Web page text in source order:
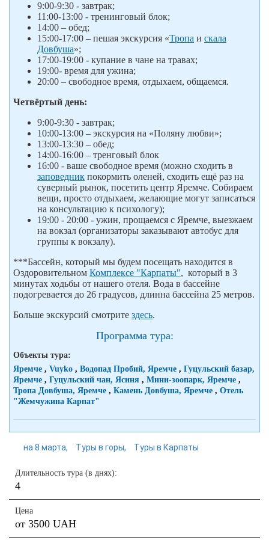
9:00-9:30 - завтрак;
11:00-13:00 - тренинговый блок;
14:00 – обед;
15:00-17:00 – пешая экскурсия «Тропа и скала
Довбуша»;
17:00-19:00 - купание в чане на травах;
19:00- время для ужина;
20:00 – свободное время, отдыхаем, общаемся.
Четвёртый день:
9:00-9:30 - завтрак;
10:00-13:00 – экскурсия на «Поляну любви»;
13:00-13:30 – обед;
14:00-16:00 – тренговый блок
16:00 - ваше свободное время (можно сходить в
заповедник покормить оленей, сходить ещё раз на
суверный рынок, посетить центр Яремче. Собираем
вещи, просто отдыхаем, желающие могут записаться
на консультацию к психологу);
19:00 - 20:00 - ужин, прощаемся с Яремче, выезжаем
на вокзал (организаторы заказывают автобус для
группы к вокзалу).
***Бассейн, который мы будем посещать находится в
Оздоровительном Комплексе "Карпаты", который в 3
минутах ходьбы от нашего отеля. Вода в бассейне
подогревается до 26 градусов, длинна бассейна 25 метров.
Больше экскурсий смотрите здесь.
Программа тура:
Объекты тура:
Яремче , Vuyko , Водопад Пробий, Яремче , Гуцульский базар,
Яремче , Гуцульский чан, Ясиня , Мини-зоопарк, Яремче ,
Тропа Довбуша, Яремче , Камень Довбуша, Яремче , Отель
"Жемчужина Карпат"
на 8 марта Туры в горы Туры в Карпаты
Длительность тура (в днях):
4
Цена
от 3500 UAH